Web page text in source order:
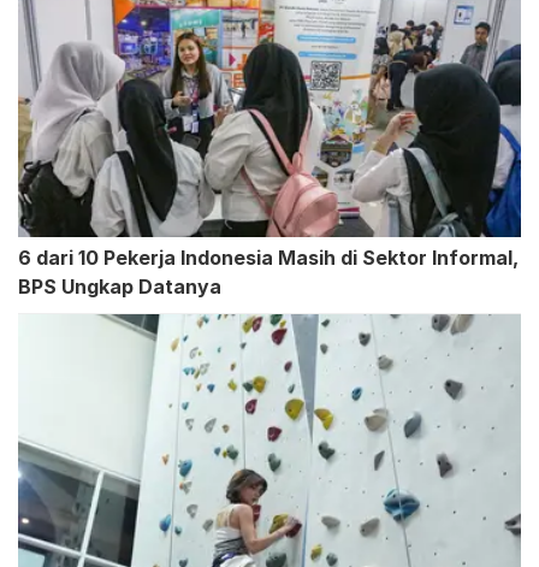
6 dari 10 Pekerja Indonesia Masih di Sektor Informal,
BPS Ungkap Datanya